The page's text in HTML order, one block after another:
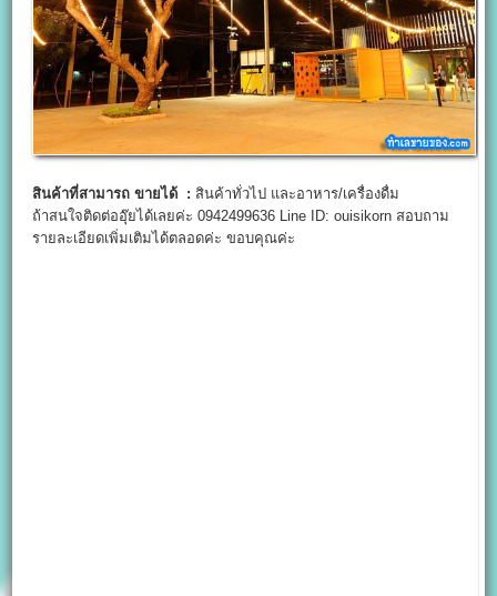
สินค้าที่สามารถ ขายได้ : สินค้าทั่วไป และอาหาร/เครื่องดื่ม
ถ้าสนใจติดต่ออุ๊ยได้เลยค่ะ 0942499636 Line ID: ouisikorn สอบถาม
รายละเอียดเพิ่มเติมได้ตลอดค่ะ ขอบคุณค่ะ